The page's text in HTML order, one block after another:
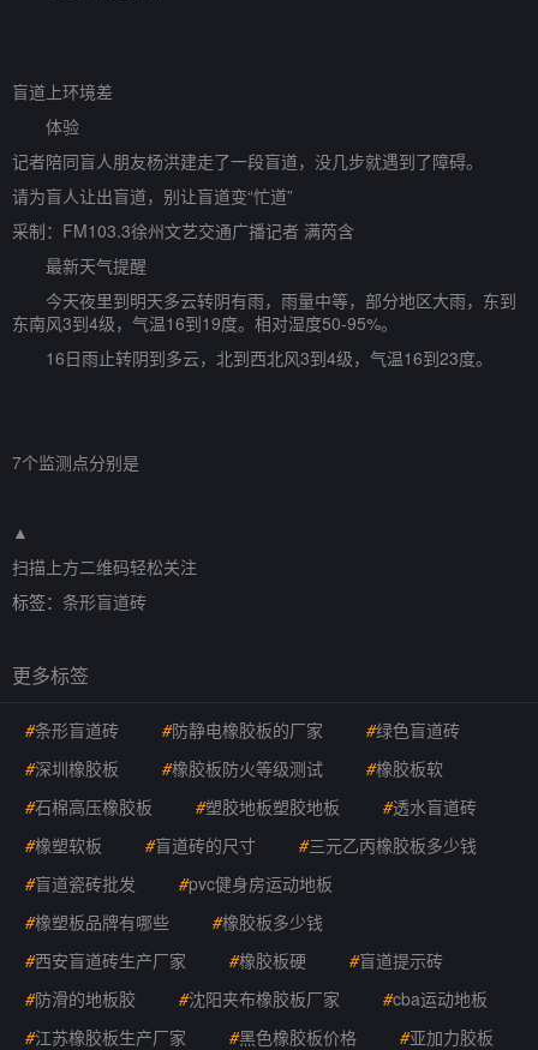
盲道上环境差
体验
记者陪同盲人朋友杨洪建走了一段盲道，没几步就遇到了障碍。
请为盲人让出盲道，别让盲道变“忙道”
采制：FM103.3徐州文艺交通广播记者 满芮含
最新天气提醒
今天夜里到明天多云转阴有雨，雨量中等，部分地区大雨，东到
东南风3到4级，气温16到19度。相对湿度50-95%。
16日雨止转阴到多云，北到西北风3到4级，气温16到23度。
7个监测点分别是
▲
扫描上方二维码轻松关注
标签： 条形盲道砖
更多标签
#条形盲道砖 #防静电橡胶板的厂家 #绿色盲道砖
#深圳橡胶板 #橡胶板防火等级测试 #橡胶板软
#石棉高压橡胶板 #塑胶地板塑胶地板 #透水盲道砖
#橡塑软板 #盲道砖的尺寸 #三元乙丙橡胶板多少钱
#盲道瓷砖批发 #pvc健身房运动地板
#橡塑板品牌有哪些 #橡胶板多少钱
#西安盲道砖生产厂家 #橡胶板硬 #盲道提示砖
#防滑的地板胶 #沈阳夹布橡胶板厂家 #cba运动地板
#江苏橡胶板生产厂家 #黑色橡胶板价格 #亚加力胶板